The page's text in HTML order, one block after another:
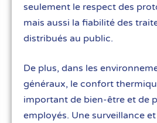
seulement le respect des
mais aussi la fiabilité des
distribués au public.
De plus, dans les
généraux, le confort
important de bien-être et de
employés. Une surveillance